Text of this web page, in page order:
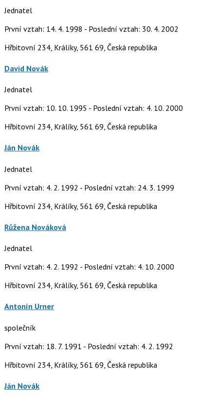
Jednatel
První vztah: 14. 4. 1998 - Poslední vztah: 30. 4. 2002
Hřbitovní 234, Králíky, 561 69, Česká republika
David Novák
Jednatel
První vztah: 10. 10. 1995 - Poslední vztah: 4. 10. 2000
Hřbitovní 234, Králíky, 561 69, Česká republika
Ján Novák
Jednatel
První vztah: 4. 2. 1992 - Poslední vztah: 24. 3. 1999
Hřbitovní 234, Králíky, 561 69, Česká republika
Růžena Nováková
Jednatel
První vztah: 4. 2. 1992 - Poslední vztah: 4. 10. 2000
Hřbitovní 234, Králíky, 561 69, Česká republika
Antonín Urner
společník
První vztah: 18. 7. 1991 - Poslední vztah: 4. 2. 1992
Hřbitovní 234, Králíky, 561 69, Česká republika
Ján Novák